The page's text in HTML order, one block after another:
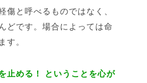
傷と呼べるものではなく、
どです。場合によっては命
す。
止める！ ということを心が